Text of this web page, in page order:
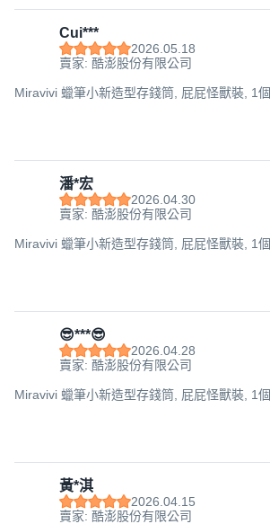
Cui***
2026.05.18
賣家: 酷澎股份有限公司
Miravivi 蠟筆小新造型存錢筒, 屁屁怪獸裝, 1個
潘*宏
2026.04.30
賣家: 酷澎股份有限公司
Miravivi 蠟筆小新造型存錢筒, 屁屁怪獸裝, 1個
😎***😎
2026.04.28
賣家: 酷澎股份有限公司
Miravivi 蠟筆小新造型存錢筒, 屁屁怪獸裝, 1個
黃*淇
2026.04.15
賣家: 酷澎股份有限公司